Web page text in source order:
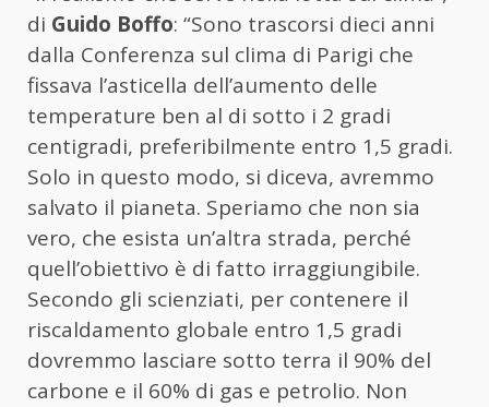
di Guido Boffo: “Sono trascorsi dieci anni
dalla Conferenza sul clima di Parigi che
fissava l’asticella dell’aumento delle
temperature ben al di sotto i 2 gradi
centigradi, preferibilmente entro 1,5 gradi.
Solo in questo modo, si diceva, avremmo
salvato il pianeta. Speriamo che non sia
vero, che esista un’altra strada, perché
quell’obiettivo è di fatto irraggiungibile.
Secondo gli scienziati, per contenere il
riscaldamento globale entro 1,5 gradi
dovremmo lasciare sotto terra il 90% del
carbone e il 60% di gas e petrolio. Non